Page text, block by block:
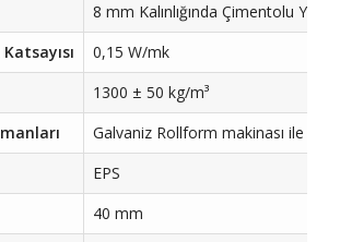
8 mm Kalınlığında Çimentolu
0,15 W/mk
1300 ± 50 kg/m³
Galvaniz Rollform makinası ile
EPS
40 mm